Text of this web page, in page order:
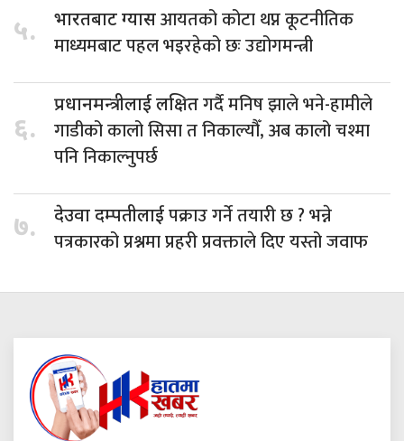
५. भारतबाट ग्यासआयतको कोटा थप्न कूटनीतिक
माध्यमबाट पहल भइरहेको छः उद्योगमन्त्री
६.
प्रधानमन्त्रीलाई लक्षितगर्दै मनिष झाले भने-हामीले
गाडीको कालो सिसा त निकाल्यौँ, अब कालो चश्मा
पनि निकाल्नुपर्छ
७. देउवा दम्पतीलाईपक्राउ गर्ने तयारी छ ? भन्ने
पत्रकारको प्रश्नमा प्रहरी प्रवक्ताले दिए यस्तो जवाफ